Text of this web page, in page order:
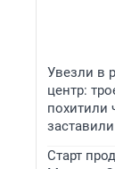
Увезли в
центр:
похитили
Старт